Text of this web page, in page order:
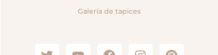
Galería de tapices